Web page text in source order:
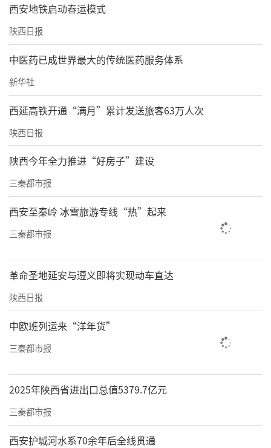
西安地铁启动春运模式
陕西日报
中医药已成世界最大的传统医药服务体系
新华社
西延高铁开通“满月”累计发送旅客63万人次
陕西日报
陕西今年全力推进“好房子”建设
三秦都市报
西安至秦岭 冰雪旅游专线“热”起来
三秦都市报
革命圣地延安与遵义即将实现动车直达
陕西日报
中欧班列运来“洋年货”
三秦都市报
2025年陕西省进出口总值5379.7亿元
三秦都市报
西安护城河水系70余年后全线贯通